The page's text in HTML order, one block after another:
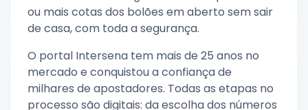
ou mais cotas dos bolões em aberto sem sair
de casa, com toda a segurança.
O portal Intersena tem mais de 25 anos no
mercado e conquistou a confiança de
milhares de apostadores. Todas as etapas no
processo são digitais: da escolha dos números